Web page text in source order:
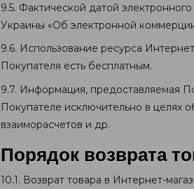
9.5. Фактической датой
Украины «Об электронной
9.6. Использование ресурса
Покупателя есть бесплатным.
9.7. Информация, предоставляемая
Покупателе исключительно в целях
взаиморасчетов и др.
Порядок возврата
10.1. Возврат товара в Интернет-